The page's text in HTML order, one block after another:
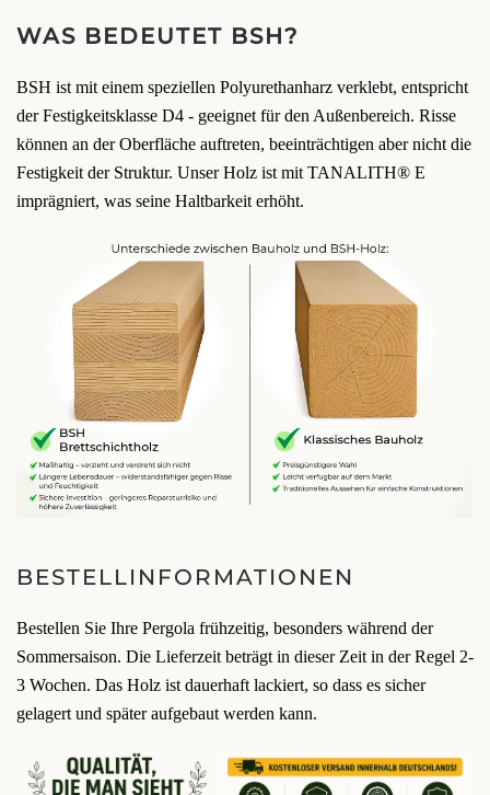
WAS BEDEUTET BSH?
BSH ist mit einem speziellen Polyurethanharz verklebt, entspricht
der Festigkeitsklasse D4 - geeignet für den Außenbereich. Risse
können an der Oberfläche auftreten, beeinträchtigen aber nicht die
Festigkeit der Struktur. Unser Holz ist mit TANALITH® E
imprägniert, was seine Haltbarkeit erhöht.
BESTELLINFORMATIONEN
Bestellen Sie Ihre Pergola frühzeitig, besonders während der
Sommersaison. Die Lieferzeit beträgt in dieser Zeit in der Regel 2-
3 Wochen. Das Holz ist dauerhaft lackiert, so dass es sicher
gelagert und später aufgebaut werden kann.